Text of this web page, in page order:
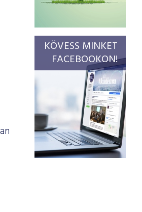
KÖVESS MINKET
FACEBOOKON!